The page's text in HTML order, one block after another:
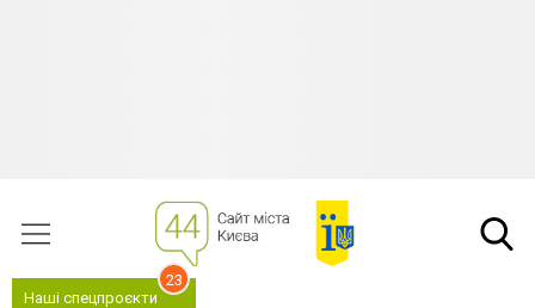
Наші спецпроєкти
23